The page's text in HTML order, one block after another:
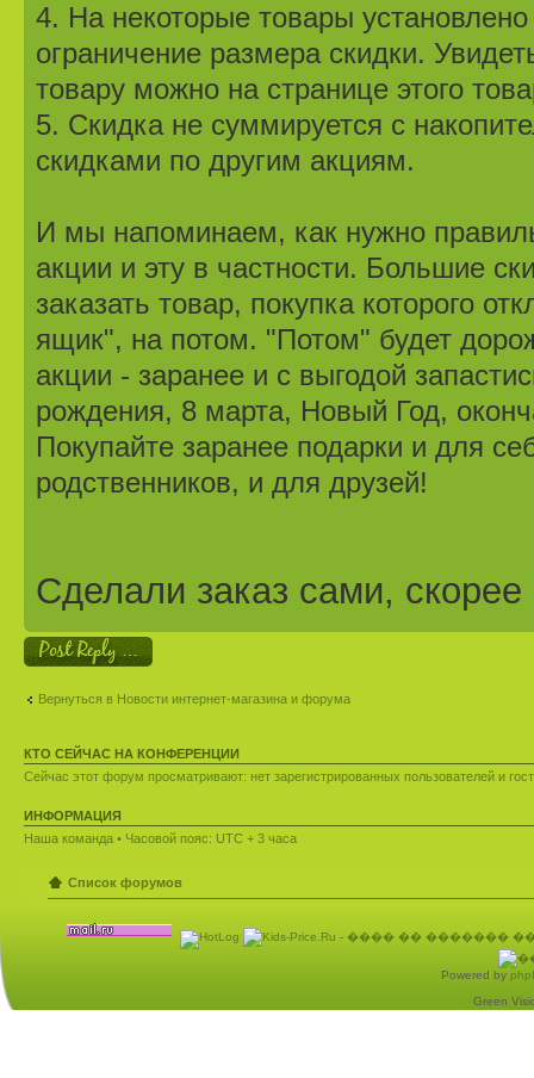
4. На некоторые товары
ограничение размера скидки.
товару можно на странице этого
5. Скидка не суммируется с
скидками по другим акциям.
И мы напоминаем, как нужно
акции и эту в частности. Большие
заказать товар, покупка которого
ящик", на потом. "Потом" будет
акции - заранее и с выгодой
рождения, 8 марта, Новый Год,
Покупайте заранее подарки и для
родственников, и для друзей!
Сделали заказ сами, скорее
Ответить
Вернуться в Новости интернет-магазина и форума
КТО СЕЙЧАС НА КОНФЕРЕНЦИИ
Сейчас этот форум просматривают: нет зарегистрированных пользователей и
ИНФОРМАЦИЯ
Наша команда • Часовой пояс: UTC + 3 часа
Список форумов
Powered by
Green